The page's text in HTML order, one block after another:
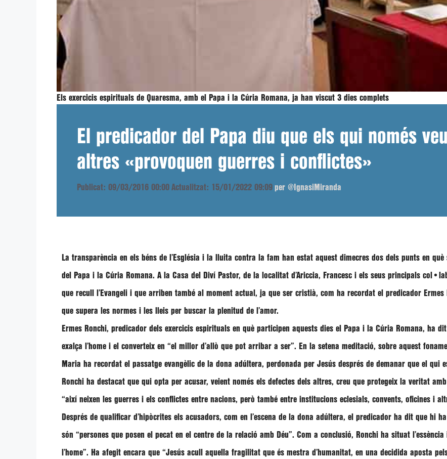
Els exercicis espirituals de Quaresma, amb el Papa i la Cúria Romana, ja han viscut 3 dies complets
El predicador del Papa diu que els qui només
altres «provoquen guerres i conflictes»
Publicat: 09/03/2016 00:00 Actualitzat: 15/01/2022 09:09 per @IgnasiMiranda
La transparència en els béns de l’Església i la lluita contra la fam han estat aquest dimecres dos dels punts en
del Papa i la Cúria Romana. A la Casa del Diví Pastor, de la localitat d’Ariccia, Francesc i els seus principals
que recull l’Evangeli i que arriben també al moment actual, ja que ser cristià, com ha recordat el predicador
que supera les normes i les lleis per buscar la plenitud de l’amor.
Ermes Ronchi, predicador dels exercicis espirituals en què participen aquests dies el Papa i la Cúria Romana, ha
exalça l’home i el converteix en “el millor d’allò que pot arribar a ser”. En la setena meditació, sobre aquest
Maria ha recordat el passatge evangèlic de la dona adúltera, perdonada per Jesús després de demanar que el qui
Ronchi ha destacat que qui opta per acusar, veient només els defectes dels altres, creu que protegeix la veritat
“així neixen les guerres i els conflictes entre nacions, però també entre institucions eclesials, convents, oficines i
Després de qualificar d’hipòcrites els acusadors, com en l’escena de la dona adúltera, el predicador ha dit que hi
són “persones que posen el pecat en el centre de la relació amb Déu”. Com a conclusió, Ronchi ha situat
l’home”. Ha afegit encara que “Jesús acull aquella fragilitat que és mestra d’humanitat, en una decidida aposta